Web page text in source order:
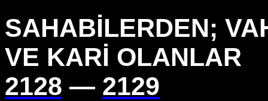
SAHABİLERDEN;
VE KARİ OLANLAR
2128 — 2129